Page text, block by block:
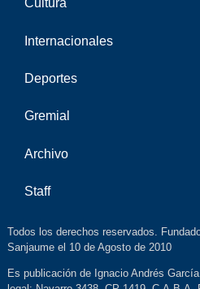
Cultura
Internacionales
Deportes
Gremial
Archivo
Staff
Todos los derechos reservados.
Sanjaume el 10 de Agosto de 2010
Es publicación de Ignacio Andrés